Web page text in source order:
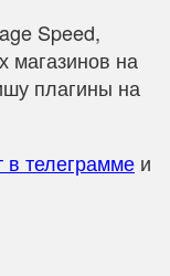
Speed,
магазинов на
плагины на
в телеграмме и